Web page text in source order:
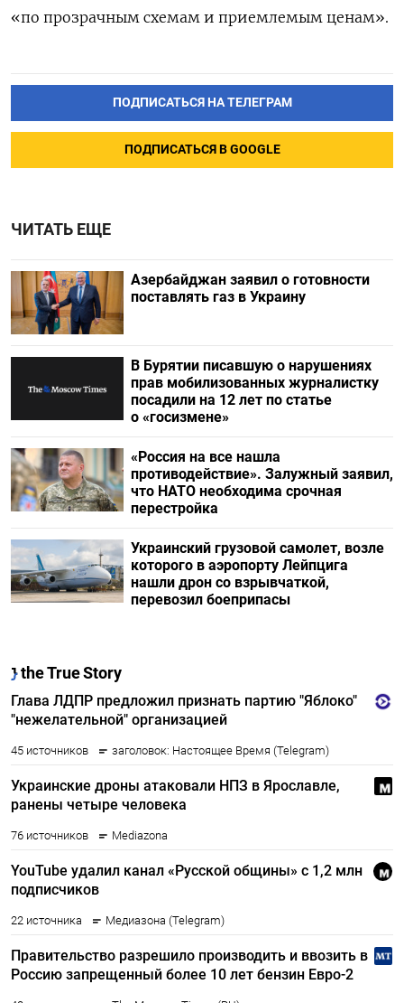
«по прозрачным схемам и приемлемым ценам».
ПОДПИСАТЬСЯ НА ТЕЛЕГРАМ
ПОДПИСАТЬСЯ В GOOGLE
ЧИТАТЬ ЕЩЕ
Азербайджан заявил о готовности
поставлять газ в Украину
В Бурятии писавшую о нарушениях
прав мобилизованных журналистку
посадили на 12 лет по статье
о «госизмене»
«Россия на все нашла
противодействие». Залужный заявил,
что НАТО необходима срочная
перестройка
Украинский грузовой самолет, возле
которого в аэропорту Лейпцига
нашли дрон со взрывчаткой,
перевозил боеприпасы